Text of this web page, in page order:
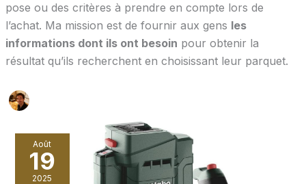
pose ou des critères à prendre en compte lors de
l’achat. Ma mission est de fournir aux gens les
informations dont ils ont besoin pour obtenir la
résultat qu’ils recherchent en choisissant leur parquet.
Août
19
2025